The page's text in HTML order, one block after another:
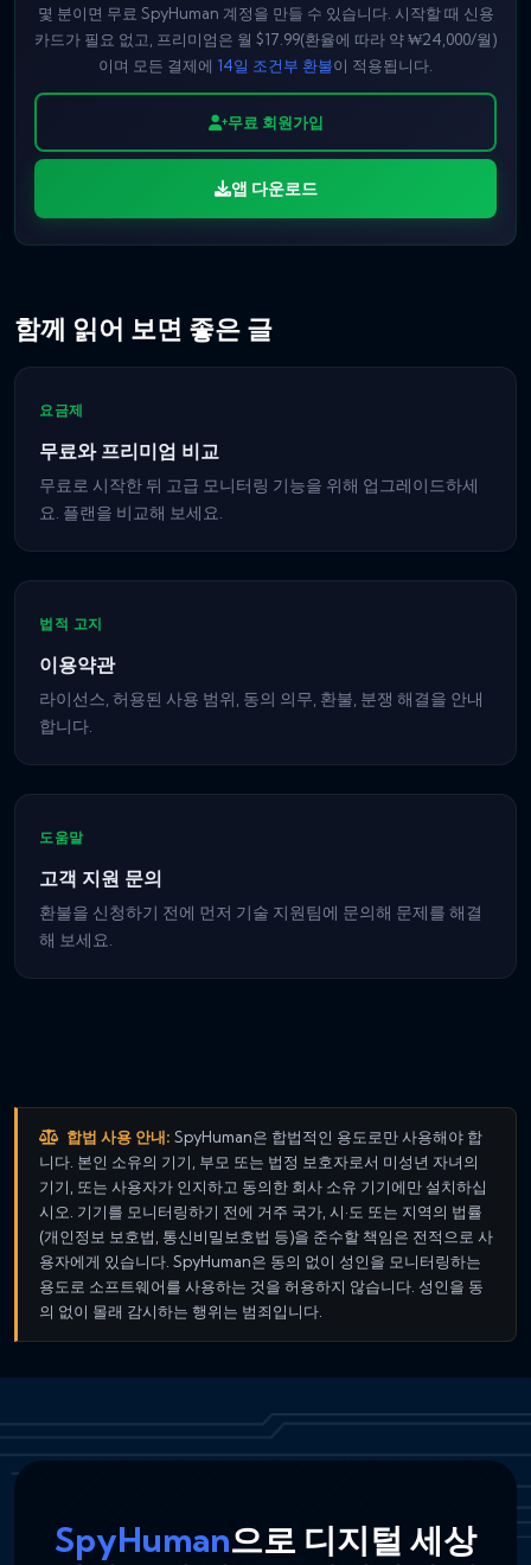
몇 분이면 무료 SpyHuman 계정을 만들 수 있습니다. 시작할 때 신용
카드가 필요 없고, 프리미엄은 월 $17.99(환율에 따라 약 ₩24,000/월)
이며 모든 결제에 14일 조건부 환불이 적용됩니다.
무료 회원가입
앱 다운로드
함께 읽어 보면 좋은 글
요금제
무료와 프리미엄 비교
무료로 시작한 뒤 고급 모니터링 기능을 위해 업그레이드하세
요. 플랜을 비교해 보세요.
법적 고지
이용약관
라이선스, 허용된 사용 범위, 동의 의무, 환불, 분쟁 해결을 안내
합니다.
도움말
고객 지원 문의
환불을 신청하기 전에 먼저 기술 지원팀에 문의해 문제를 해결
해 보세요.
합법 사용 안내: SpyHuman은 합법적인 용도로만 사용해야 합
니다. 본인 소유의 기기, 부모 또는 법정 보호자로서 미성년 자녀의
기기, 또는 사용자가 인지하고 동의한 회사 소유 기기에만 설치하십
시오. 기기를 모니터링하기 전에 거주 국가, 시·도 또는 지역의 법률
(개인정보 보호법, 통신비밀보호법 등)을 준수할 책임은 전적으로 사
용자에게 있습니다. SpyHuman은 동의 없이 성인을 모니터링하는
용도로 소프트웨어를 사용하는 것을 허용하지 않습니다. 성인을 동
의 없이 몰래 감시하는 행위는 범죄입니다.
SpyHuman으로 디지털 세상